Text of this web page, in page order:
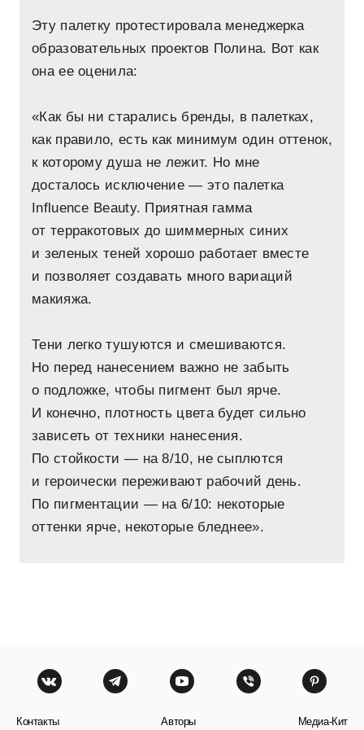
Эту палетку протестировала менеджерка
образовательных проектов Полина. Вот как
она ее оценила:
«Как бы ни старались бренды, в палетках,
как правило, есть как минимум один оттенок,
к которому душа не лежит. Но мне
досталось исключение — это палетка
Influence Beauty. Приятная гамма
от терракотовых до шиммерных синих
и зеленых теней хорошо работает вместе
и позволяет создавать много вариаций
макияжа.
Тени легко тушуются и смешиваются.
Но перед нанесением важно не забыть
о подложке, чтобы пигмент был ярче.
И конечно, плотность цвета будет сильно
зависеть от техники нанесения.
По стойкости — на 8/10, не сыплются
и героически переживают рабочий день.
По пигментации — на 6/10: некоторые
оттенки ярче, некоторые бледнее».
Контакты Авторы Медиа-Кит